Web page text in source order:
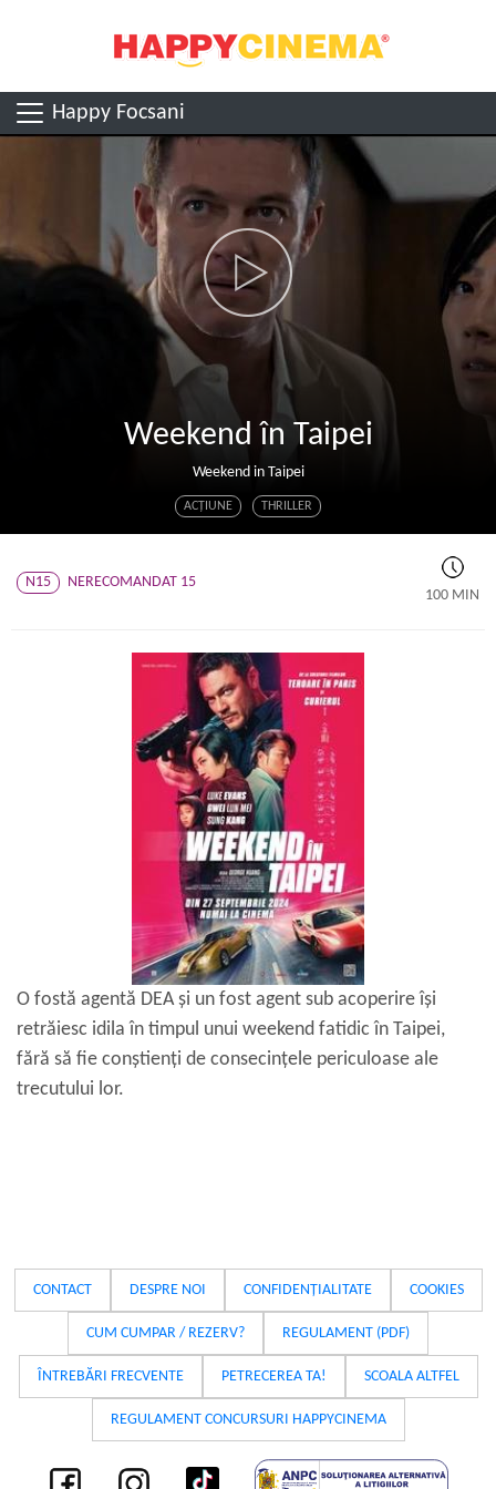
Happy Focsani
Weekend în Taipei
Weekend in Taipei
ACŢIUNE THRILLER
N15
NERECOMANDAT 15
100 MIN
O fostă agentă DEA și un fost agent sub acoperire își
retrăiesc idila în timpul unui weekend fatidic în Taipei,
fără să fie conștienți de consecințele periculoase ale
trecutului lor.
CONTACT DESPRE NOI CONFIDENȚIALITATE COOKIES
CUM CUMPAR / REZERV? REGULAMENT (PDF)
ÎNTREBĂRI FRECVENTE PETRECEREA TA! SCOALA ALTFEL
REGULAMENT CONCURSURI HAPPYCINEMA